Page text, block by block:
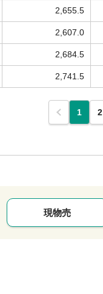
2,655.5
2,607.0
2,684.5
2,741.5
1 2
現物売